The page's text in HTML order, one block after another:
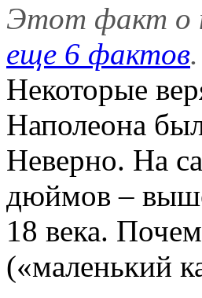
Этот факт о
еще 6 фактов.
Некоторые
Наполеона
Неверно. На
дюймов –
18 века.
(«маленький